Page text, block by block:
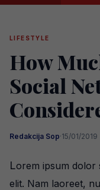
LIFESTYLE
How
Social
Redakcija Sop·15/01/2019
Lorem ipsum dolor
elit. Nam laoreet,